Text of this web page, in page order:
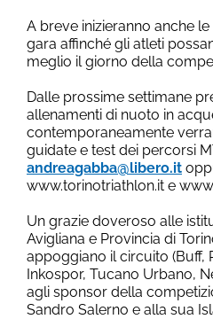
A breve inizieranno anche
gara affinché gli atleti
meglio il giorno della
Dalle prossime settimane
allenamenti di nuoto in
contemporaneamente
guidate e test dei percorsi
andreagabba@libero.it
www.torinotriathlon.it e
Un grazie doveroso alle
Avigliana e Provincia di
appoggiano il circuito (Buff,
Inkospor, Tucano Urbano,
agli sponsor della
Sandro Salerno e alla sua